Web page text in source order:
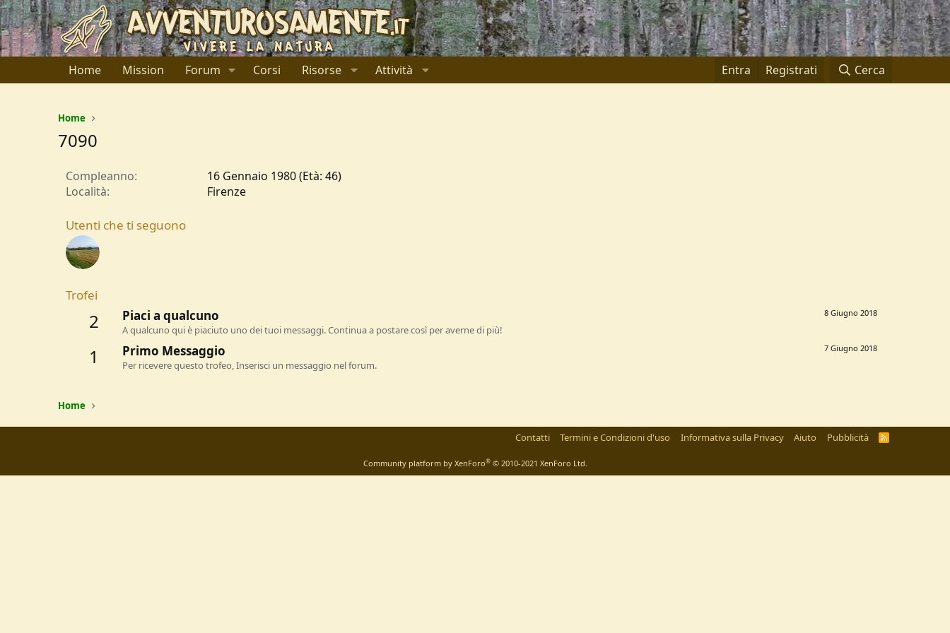
Home Mission Forum Corsi Risorse Attività Entra Registrati Cerca
Home
7090
Compleanno
16 Gennaio 1980 (Età: 46)
Località
Firenze
Utenti che ti seguono
Trofei
2 8 Giugno 2018
Piaci a qualcuno
A qualcuno qui è piaciuto uno dei tuoi messaggi. Continua a postare così per averne di più!
1 7 Giugno 2018
Primo Messaggio
Per ricevere questo trofeo, Inserisci un messaggio nel forum.
Home
Contatti Termini e Condizioni d'uso Informativa sulla Privacy Aiuto Pubblicità
R
Community platform by XenForo® © 2010-2021 XenForo Ltd.